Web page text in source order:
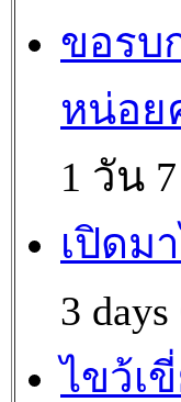
ขอรบ
หน่อย
1 วัน
เปิดม
3
ไขว้เ